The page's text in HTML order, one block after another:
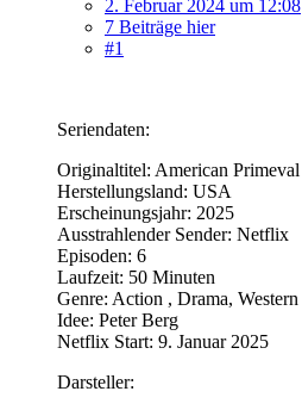
2. Februar 2024 um 12:08
7 Beiträge hier
#1
Seriendaten:
Originaltitel: American Primeval
Herstellungsland: USA
Erscheinungsjahr: 2025
Ausstrahlender Sender: Netflix
Episoden: 6
Laufzeit: 50 Minuten
Genre: Action , Drama, Western
Idee: Peter Berg
Netflix Start: 9. Januar 2025
Darsteller: